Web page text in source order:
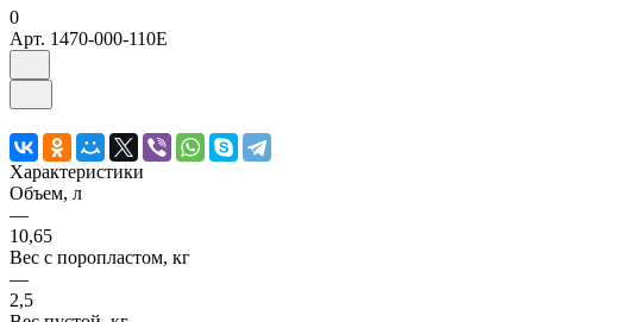
0
Арт. 1470-000-110E
Характеристики
Объем, л
—
10,65
Вес с поропластом, кг
—
2,5